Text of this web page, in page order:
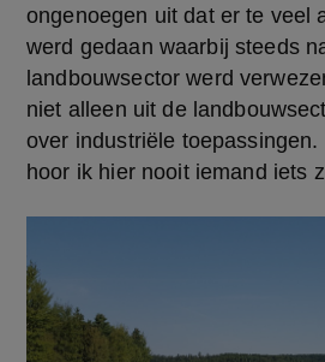
ongenoegen uit dat er te veel
werd gedaan waarbij steeds
landbouwsector werd
niet alleen uit de
over industriële
hoor ik hier nooit iemand iets